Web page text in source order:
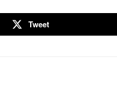
Tweet